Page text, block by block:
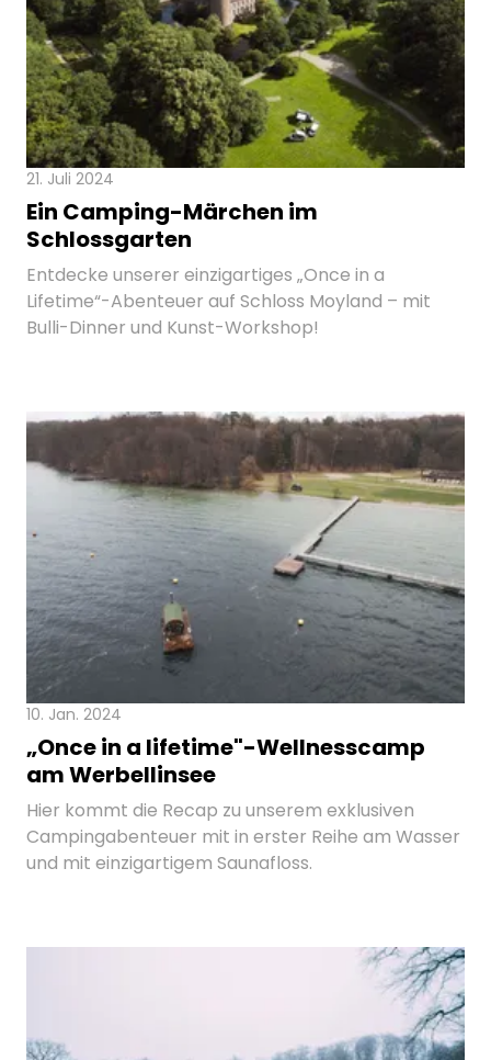
21. Juli 2024
Ein Camping-Märchen im
Schlossgarten
Entdecke unserer einzigartiges „Once in a
Lifetime“-Abenteuer auf Schloss Moyland – mit
Bulli-Dinner und Kunst-Workshop!
10. Jan. 2024
„Once in a lifetime"-Wellnesscamp
am Werbellinsee
Hier kommt die Recap zu unserem exklusiven
Campingabenteuer mit in erster Reihe am Wasser
und mit einzigartigem Saunafloss.